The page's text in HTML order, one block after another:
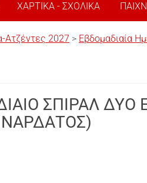
ΧΑΡΤΙΚΑ - ΣΧΟΛΙΚΑ
Ατζέντες 2027 > Εβδομαδιαία
ΣΠΙΡΑΛ ΔΥΟ